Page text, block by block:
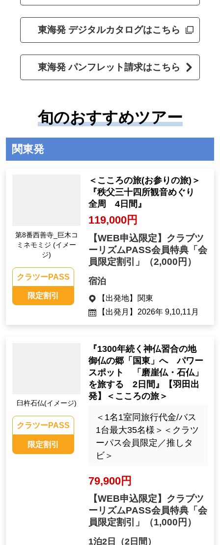
東海発 デジタルカタログはこちら
東海発 パンフレット請求はこちら
旬のおすすめツアー
関東発
第8番西善寺_巨木コ
ミネモミジ (イメー
ジ)
クラツーPASS
限定割引
＜こころの旅(お参りの旅)＞
『秩父三十四所観音めぐり
全周 4日間』
119,000円
【WEB申込限定】クラブツ
ーリズムPASS会員特典「会
員限定割引」
（2,000円）
宿泊
【出発地】 関東
【出発月】 2026年 9,10,11月
臼杵石仏(イメージ)
クラツーPASS
限定割引
『1300年続く神仏習合の地
御仏の郷「国東」へ パワー
スポット 「磨崖仏・石仏」
を旅する 2日間』【羽田出
発】＜こころの旅＞
＜1名1室同旅行代金/バス
1台最大35名様＞＜クラツ
ーパス会員限定／推しタ
ビ＞
79,900円
【WEB申込限定】クラブツ
ーリズムPASS会員特典「会
員限定割引」
（1,000円）
1泊2日（2日間）